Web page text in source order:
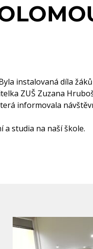
instalovaná díla
ZUŠ Zuzana
informovala
a studia na naší škole.